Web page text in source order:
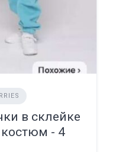
в склейке
- 4